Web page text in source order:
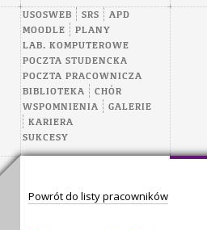
USOSWEB SRS
APD
MOODLE
PLANY
LAB. KOMPUTEROWE
POCZTA STUDENCKA
POCZTA PRACOWNICZA
BIBLIOTEKA
CHÓR
WSPOMNIENIA
GALERIE
KARIERA
SUKCESY
Powrót do listy pracowników